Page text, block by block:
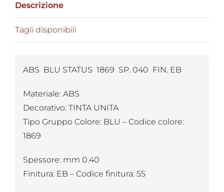
Descrizione
Tagli disponibili
ABS BLU STATUS 1869 SP. 040 FIN. EB
Materiale: ABS
Decorativo: TINTA UNITA
Tipo Gruppo Colore: BLU – Codice colore:
1869
Spessore: mm 0.40
Finitura: EB – Codice finitura: 55